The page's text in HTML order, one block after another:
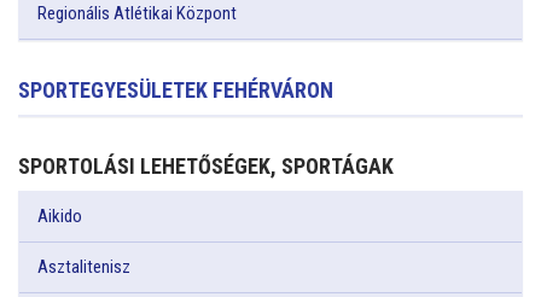
Regionális Atlétikai Központ
SPORTEGYESÜLETEK FEHÉRVÁRON
SPORTOLÁSI LEHETŐSÉGEK, SPORTÁGAK
Aikido
Asztalitenisz